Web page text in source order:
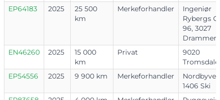
EP64183
2025
25 500
km
Merkeforhandler
Ingeniør
Rybergs
96, 3027
Drammen
EN46260
2025
15 000
km
Privat
9020
EP54556
2025 9 900 km Merkeforhandler
1406 Ski